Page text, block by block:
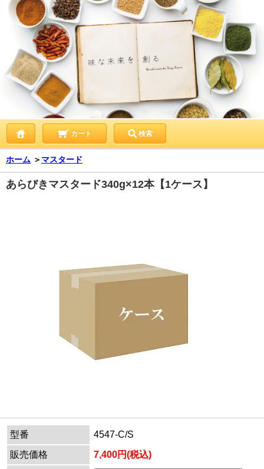
カート 検索
ホーム ＞ マスタード
あらびきマスタード340g×12本【1ケース】
型番
4547-C/S
販売価格
7,400円(税込)